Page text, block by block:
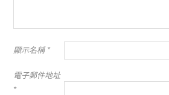
顯示名稱 *
電子郵件地址
*